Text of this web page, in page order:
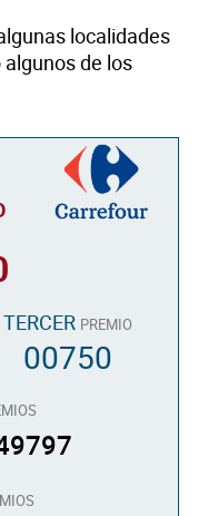
localidades
de los
TERCER PREMIO
00750